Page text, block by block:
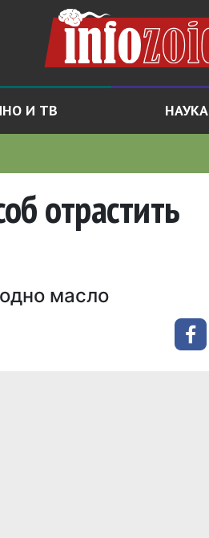
И ТВ НАУКА
отрастить
масло